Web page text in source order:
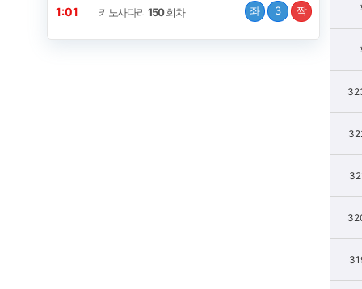
1:00 키노사다리150회차 좌 3 짝